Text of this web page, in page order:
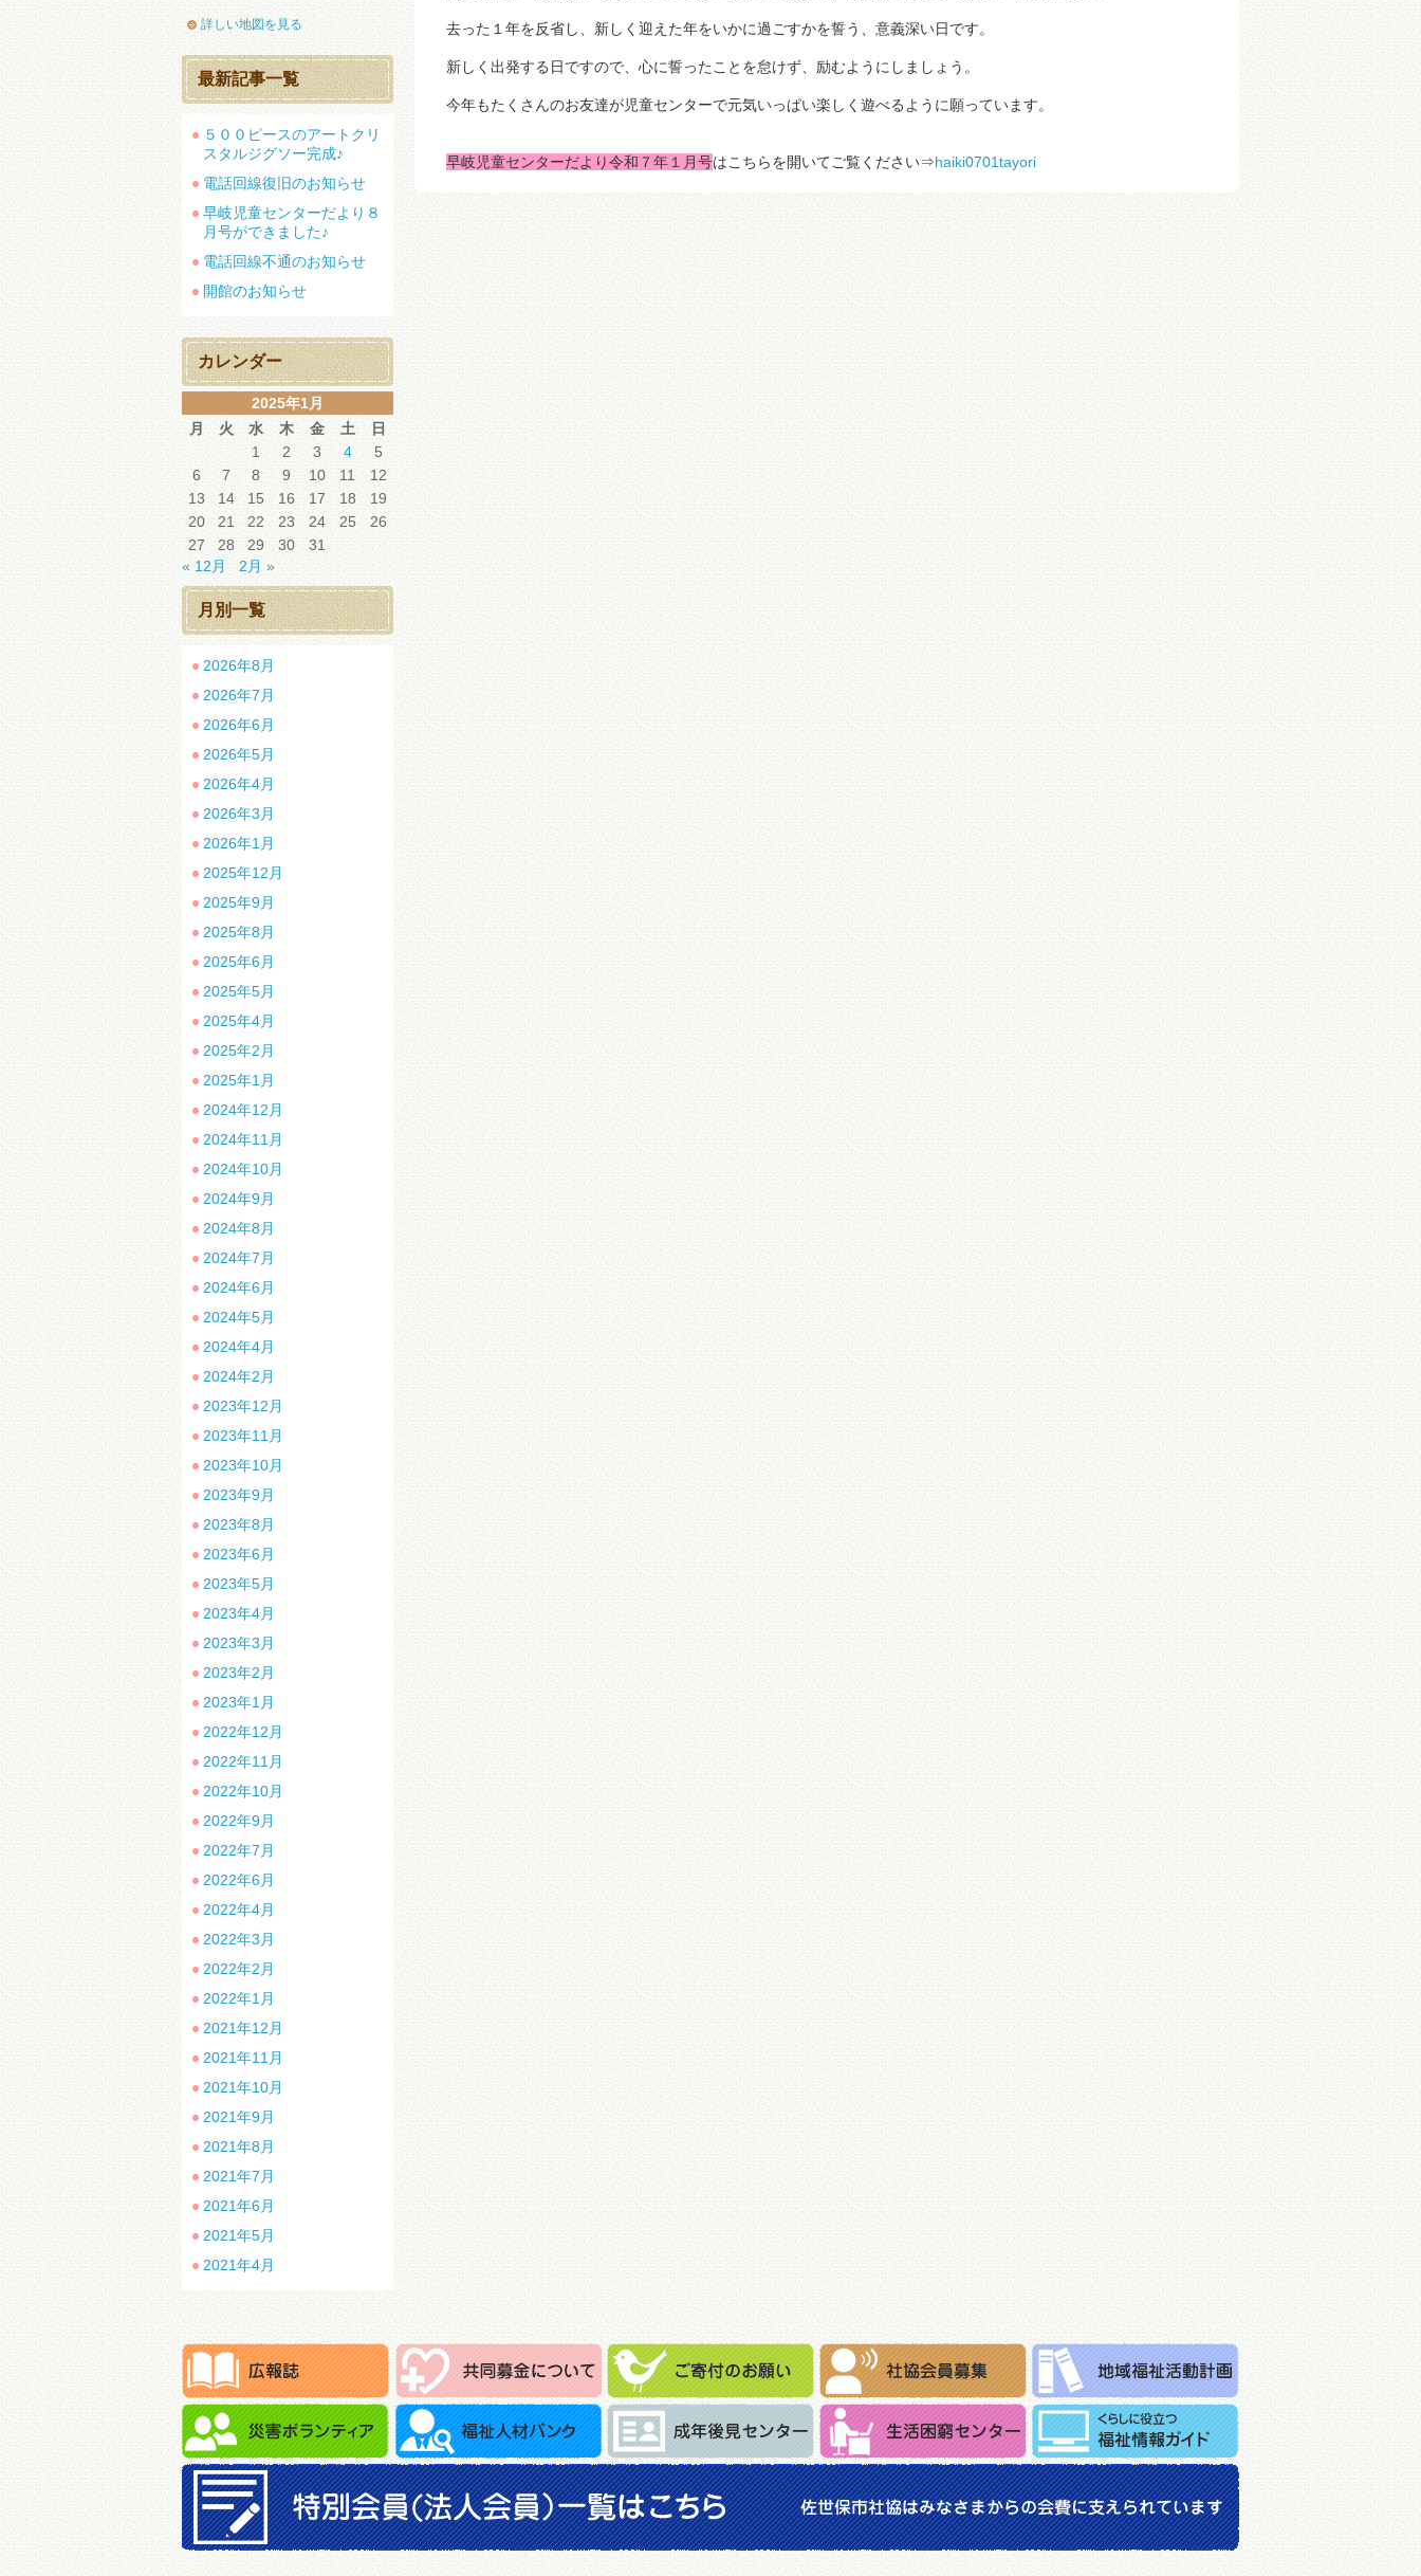
去った１年を反省し、新しく迎えた年をいかに過ごすかを誓う、意義深い日です。
新しく出発する日ですので、心に誓ったことを怠けず、励むようにしましょう。
今年もたくさんのお友達が児童センターで元気いっぱい楽しく遊べるように願っています。
早岐児童センターだより令和７年１月号はこちらを開いてご覧ください⇒haiki0701tayori
詳しい地図を見る
最新記事一覧
５００ピースのアートクリ
スタルジグソー完成♪
電話回線復旧のお知らせ
早岐児童センターだより８
月号ができました♪
電話回線不通のお知らせ
開館のお知らせ
カレンダー
2025年1月
月
火 水 木 金 土
日
1
2 3 4
5
6
7 8 9 10 11
12
13
14 15 16 17 18
19
20
21 22 23 24 25
26
27
28 29 30
31
« 12月
2月 »
月別一覧
2026年8月
2026年7月
2026年6月
2026年5月
2026年4月
2026年3月
2026年1月
2025年12月
2025年9月
2025年8月
2025年6月
2025年5月
2025年4月
2025年2月
2025年1月
2024年12月
2024年11月
2024年10月
2024年9月
2024年8月
2024年7月
2024年6月
2024年5月
2024年4月
2024年2月
2023年12月
2023年11月
2023年10月
2023年9月
2023年8月
2023年6月
2023年5月
2023年4月
2023年3月
2023年2月
2023年1月
2022年12月
2022年11月
2022年10月
2022年9月
2022年7月
2022年6月
2022年4月
2022年3月
2022年2月
2022年1月
2021年12月
2021年11月
2021年10月
2021年9月
2021年8月
2021年7月
2021年6月
2021年5月
2021年4月